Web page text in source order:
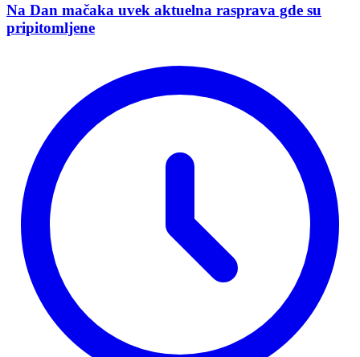
Na Dan mačaka uvek aktuelna rasprava gde su
pripitomljene